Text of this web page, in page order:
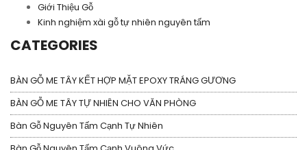
Giới Thiệu Gỗ
Kinh nghiệm xài gỗ tự nhiên nguyên tấm
CATEGORIES
BÀN GỖ ME TÂY KẾT HỢP MẶT EPOXY TRÁNG GƯƠNG
BÀN GỖ ME TÂY TỰ NHIÊN CHO VĂN PHÒNG
Bàn Gỗ Nguyên Tấm Cạnh Tự Nhiên